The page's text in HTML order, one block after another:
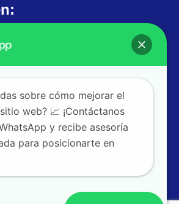
| Powered by Optimizar.mx
sobre cómo mejorar el
web? 📈 ¡Contáctanos
y recibe asesoría
para posicionarte en